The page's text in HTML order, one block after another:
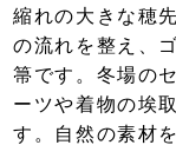
縮れの大きな穂
の流れを整え、
箒です。冬場の
ーツや着物の埃
す。自然の素材